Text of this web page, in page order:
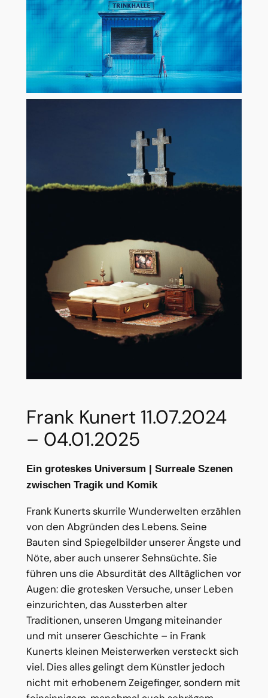
Frank Kunert 11.07.2024
– 04.01.2025
Ein groteskes Universum | Surreale Szenen
zwischen Tragik und Komik
Frank Kunerts skurrile Wunderwelten erzählen
von den Abgründen des Lebens. Seine
Bauten sind Spiegelbilder unserer Ängste und
Nöte, aber auch unserer Sehnsüchte. Sie
führen uns die Absurdität des Alltäglichen vor
Augen: die grotesken Versuche, unser Leben
einzurichten, das Aussterben alter
Traditionen, unseren Umgang miteinander
und mit unserer Geschichte – in Frank
Kunerts kleinen Meisterwerken versteckt sich
viel. Dies alles gelingt dem Künstler jedoch
nicht mit erhobenem Zeigefinger, sondern mit